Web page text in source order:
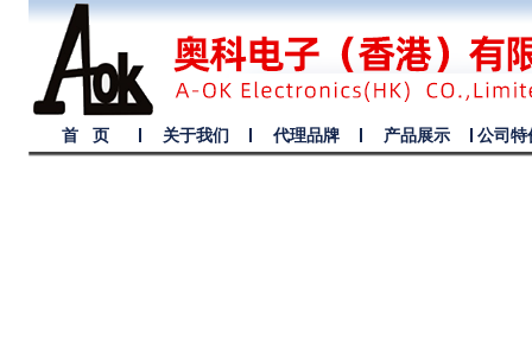
首 页 关于我们 代理品牌 产品展示 公司特